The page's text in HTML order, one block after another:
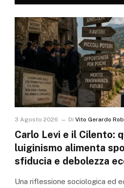
3 Agosto 2026 Di Vito Gerardo
Carlo Levi e il Cilento:
luiginismo alimenta
sfiducia e debolezza
Una riflessione sociologica ed